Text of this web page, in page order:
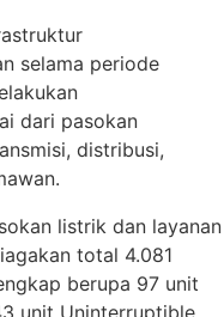
selama periode
dari pasokan
distribusi,
listrik dan layanan
total 4.081
berupa 97 unit
unit Uninterruptible